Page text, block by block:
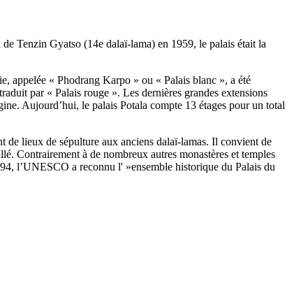
Tenzin Gyatso (14e dalaï-lama) en 1959, le palais était la
appelée « Phodrang Karpo » ou « Palais blanc », a été
par « Palais rouge ». Les dernières grandes extensions
Aujourd’hui, le palais Potala compte 13 étages pour un total
de lieux de sépulture aux anciens dalaï-lamas. Il convient de
Contrairement à de nombreux autres monastères et temples
l’UNESCO a reconnu l' »ensemble historique du Palais du